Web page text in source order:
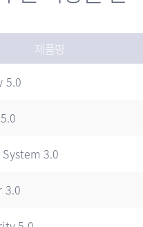
제품명
5.0
3.0
3.0